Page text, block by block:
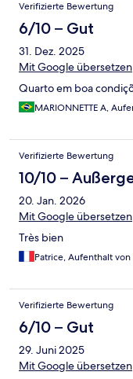
Verifizierte Bewertung
6/10 – Gut
31. Dez. 2025
Mit Google übersetzen
Quarto em boa
MARIONNETTE A,
Verifizierte Bewertung
10/10 –
20. Jan. 2026
Mit Google übersetzen
Très bien
Patrice, Aufenthalt von
Verifizierte Bewertung
6/10 – Gut
29. Juni 2025
Mit Google übersetzen